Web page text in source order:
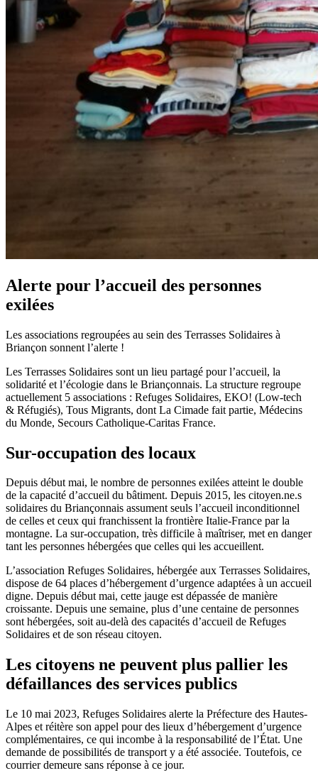
Alerte pour l’accueil des personnes
exilées
Les associations regroupées au sein des Terrasses Solidaires à
Briançon sonnent l’alerte !
Les Terrasses Solidaires sont un lieu partagé pour l’accueil, la
solidarité et l’écologie dans le Briançonnais. La structure regroupe
actuellement 5 associations : Refuges Solidaires, EKO! (Low-tech
& Réfugiés), Tous Migrants, dont La Cimade fait partie, Médecins
du Monde, Secours Catholique-Caritas France.
Sur-occupation des locaux
Depuis début mai, le nombre de personnes exilées atteint le double
de la capacité d’accueil du bâtiment. Depuis 2015, les citoyen.ne.s
solidaires du Briançonnais assument seuls l’accueil inconditionnel
de celles et ceux qui franchissent la frontière Italie-France par la
montagne. La sur-occupation, très difficile à maîtriser, met en danger
tant les personnes hébergées que celles qui les accueillent.
L’association Refuges Solidaires, hébergée aux Terrasses Solidaires,
dispose de 64 places d’hébergement d’urgence adaptées à un accueil
digne. Depuis début mai, cette jauge est dépassée de manière
croissante. Depuis une semaine, plus d’une centaine de personnes
sont hébergées, soit au-delà des capacités d’accueil de Refuges
Solidaires et de son réseau citoyen.
Les citoyens ne peuvent plus pallier les
défaillances des services publics
Le 10 mai 2023, Refuges Solidaires alerte la Préfecture des Hautes-
Alpes et réitère son appel pour des lieux d’hébergement d’urgence
complémentaires, ce qui incombe à la responsabilité de l’État. Une
demande de possibilités de transport y a été associée. Toutefois, ce
courrier demeure sans réponse à ce jour.